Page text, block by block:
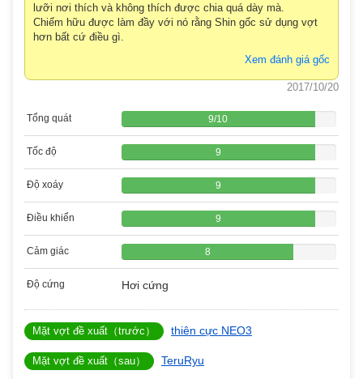
lưỡi nơi thích và không thích được chia quá dày mà.
Chiếm hữu được làm đầy với nó rằng Shin gốc sử dụng vợt
hơn bất cứ điều gì.
Xem đánh giá gốc
2017/10/20
Tổng quát 9/10
Tốc độ 9
Độ xoáy 9
Điều khiển 9
Cảm giác 8
Độ cứng Hơi cứng
Mặt vợt đề xuất（trước） thiên cực NEO3
Mặt vợt đề xuất（sau） TeruRyu